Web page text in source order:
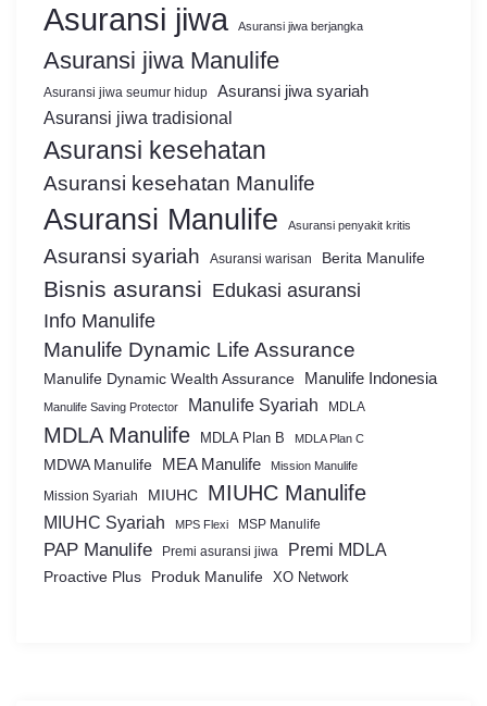
Asuransi jiwa Asuransi jiwa berjangka
Asuransi jiwa Manulife
Asuransi jiwa seumur hidup Asuransi jiwa syariah
Asuransi jiwa tradisional
Asuransi kesehatan
Asuransi kesehatan Manulife
Asuransi Manulife Asuransi penyakit kritis
Asuransi syariah Asuransi warisan Berita Manulife
Bisnis asuransi Edukasi asuransi
Info Manulife
Manulife Dynamic Life Assurance
Manulife Dynamic Wealth Assurance Manulife Indonesia
Manulife Saving Protector Manulife Syariah MDLA
MDLA Manulife MDLA Plan B MDLA Plan C
MDWA Manulife MEA Manulife Mission Manulife
Mission Syariah MIUHC MIUHC Manulife
MIUHC Syariah MPS Flexi MSP Manulife
PAP Manulife Premi asuransi jiwa Premi MDLA
Proactive Plus Produk Manulife XO Network